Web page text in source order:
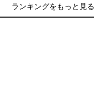
ランキングをもっと見る